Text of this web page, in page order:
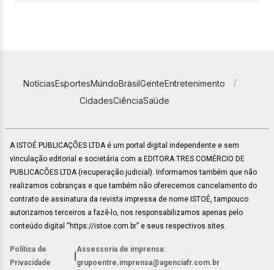
NotíciasEsportesMundoBrasilGenteEntretenimento
CidadesCiênciaSaúde
A ISTOÉ PUBLICAÇÕES LTDA é um portal digital independente e sem
vinculação editorial e societária com a EDITORA TRES COMÉRCIO DE
PUBLICACÕES LTDA (recuperação judicial). Informamos também que não
realizamos cobranças e que também não oferecemos cancelamento do
contrato de assinatura da revista impressa de nome ISTOÉ, tampouco
autorizamos terceiros a fazê-lo, nos responsabilizamos apenas pelo
conteúdo digital “https://istoe.com.br” e seus respectivos sites.
Política de
Privacidade
Assessoria de imprensa:
grupoentre.imprensa@agenciafr.com.br